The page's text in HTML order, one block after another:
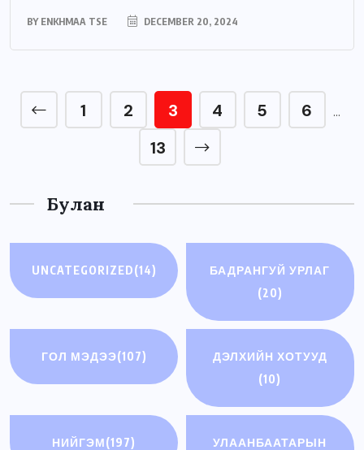
BY ENKHMAA TSE DECEMBER 20, 2024
1 2 3 4 5 6 …
13
Булан
UNCATEGORIZED(14)
БАДРАНГУЙ УРЛАГ
(20)
ГОЛ МЭДЭЭ(107)
ДЭЛХИЙН ХОТУУД
(10)
НИЙГЭМ(197)
УЛААНБААТАРЫН